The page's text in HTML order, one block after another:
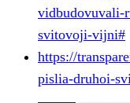
vidbudovuvali-
svitovoji-vijni#
https://
pislia-druhoi-